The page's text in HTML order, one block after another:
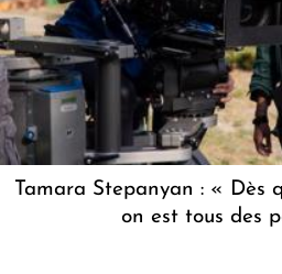
Tamara Stepanyan : « Dès
on est tous des